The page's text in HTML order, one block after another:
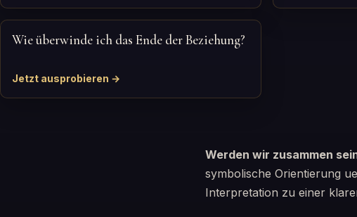
Wie überwinde ich das Ende der Beziehung?
Jetzt ausprobieren →
Werden wir zusammen
symbolische Orientierung
Interpretation zu einer